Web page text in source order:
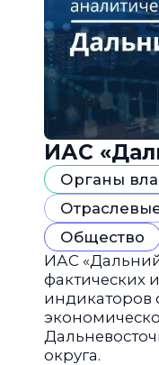
ИАС
Органы
Общество
ИАС
фактических
индикаторов
округа.